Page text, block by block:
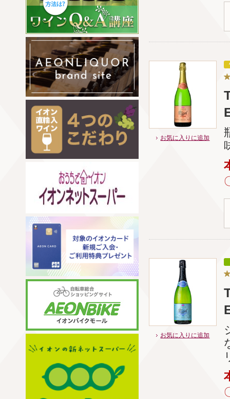
お気に入りに追加
お気に入りに追加